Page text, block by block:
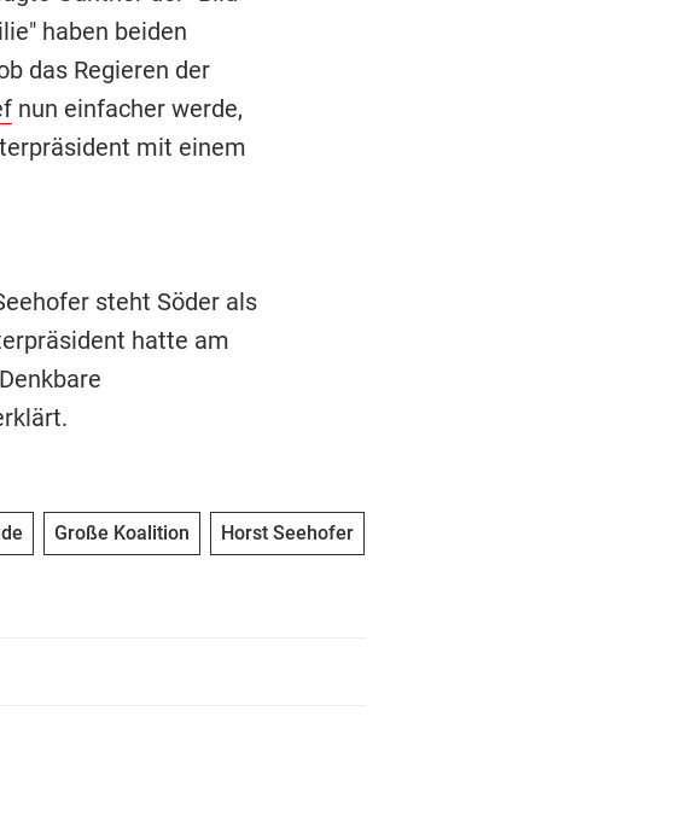
haben beiden
das Regieren der
nun einfacher werde,
mit einem
steht Söder als
hatte am
Große Koalition Horst Seehofer